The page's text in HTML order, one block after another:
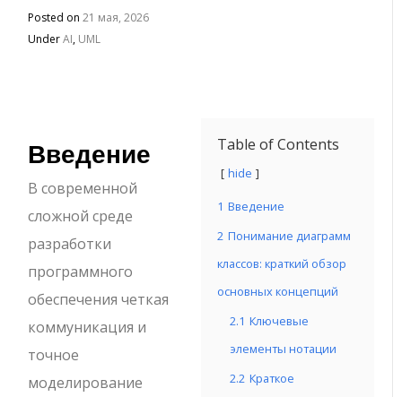
Posted on21 мая, 2026
UnderAI, UML
Table of Contents
hide
1 Введение
2 Понимание диаграмм
классов: краткий обзор
основных концепций
2.1 Ключевые
элементы нотации
2.2 Краткое
Введение
В современной
сложной среде
разработки
программного
обеспечения четкая
коммуникация и
точное
моделирование